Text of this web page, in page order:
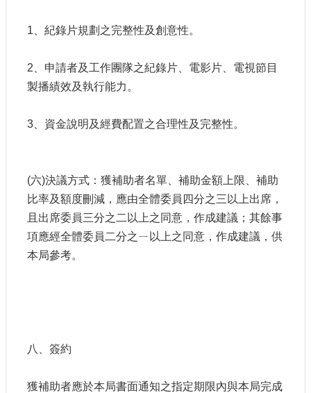
1、紀錄片規劃之完整性及創意性。
2、申請者及工作團隊之紀錄片、電影片、電視節目
製播績效及執行能力。
3、資金說明及經費配置之合理性及完整性。
(六)決議方式：獲補助者名單、補助金額上限、補助
比率及額度刪減，應由全體委員四分之三以上出席，
且出席委員三分之二以上之同意，作成建議；其餘事
項應經全體委員二分之ㄧ以上之同意，作成建議，供
本局參考。
八、簽約
獲補助者應於本局書面通知之指定期限內與本局完成